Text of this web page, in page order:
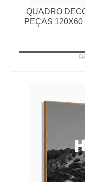
QUADRO
PEÇAS